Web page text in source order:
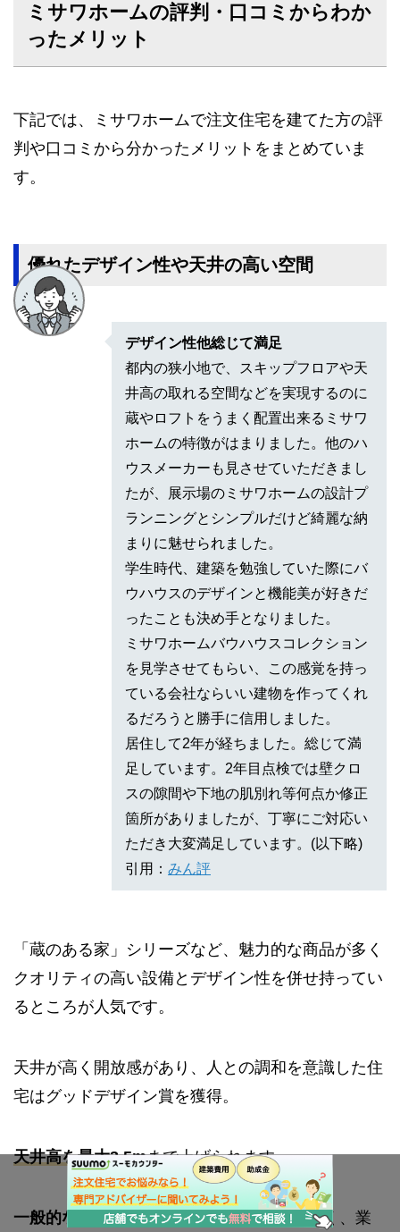
ミサワホームの評判・口コミからわか
ったメリット
下記では、ミサワホームで注文住宅を建てた方の評
判や口コミから分かったメリットをまとめていま
す。
優れたデザイン性や天井の高い空間
デザイン性他総じて満足
都内の狭小地で、スキップフロアや天
井高の取れる空間などを実現するのに
蔵やロフトをうまく配置出来るミサワ
ホームの特徴がはまりました。他のハ
ウスメーカーも見させていただきまし
たが、展示場のミサワホームの設計プ
ランニングとシンプルだけど綺麗な納
まりに魅せられました。
学生時代、建築を勉強していた際にバ
ウハウスのデザインと機能美が好きだ
ったことも決め手となりました。
ミサワホームバウハウスコレクション
を見学させてもらい、この感覚を持っ
ている会社ならいい建物を作ってくれ
るだろうと勝手に信用しました。
居住して2年が経ちました。総じて満
足しています。2年目点検では壁クロ
スの隙間や下地の肌別れ等何点か修正
箇所がありましたが、丁寧にご対応い
ただき大変満足しています。(以下略)
引用： みん評
「蔵のある家」シリーズなど、魅力的な商品が多く
クオリティの高い設備とデザイン性を併せ持ってい
るところが人気です。
天井が高く開放感があり、人との調和を意識した住
宅はグッドデザイン賞を獲得。
天井高を最大3.5mまで上げられます。
一般的な天井高2.4mから比べるとかなり高く、業